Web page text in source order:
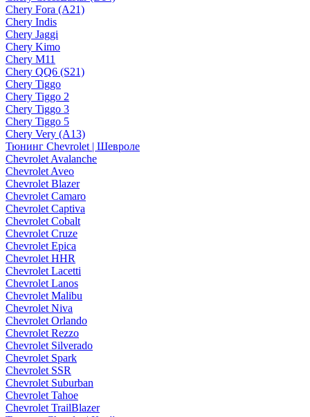
Chery Fora (A21)
Chery Indis
Chery Jaggi
Chery Kimo
Chery M11
Chery QQ6 (S21)
Chery Tiggo
Chery Tiggo 2
Chery Tiggo 3
Chery Tiggo 5
Chery Very (A13)
Тюнинг Chevrolet | Шевроле
Chevrolet Avalanche
Chevrolet Aveo
Chevrolet Blazer
Chevrolet Camaro
Chevrolet Captiva
Chevrolet Cobalt
Chevrolet Cruze
Chevrolet Epica
Chevrolet HHR
Chevrolet Lacetti
Chevrolet Lanos
Chevrolet Malibu
Chevrolet Niva
Chevrolet Orlando
Chevrolet Rezzo
Chevrolet Silverado
Chevrolet Spark
Chevrolet SSR
Chevrolet Suburban
Chevrolet Tahoe
Chevrolet TrailBlazer